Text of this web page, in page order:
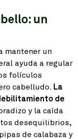
un
mantener un
ayuda a regular
folículos
cabelludo. La
de
y la caída
desequilibrios,
de calabaza y